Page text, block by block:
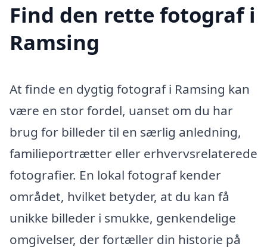
Find den rette fotograf i
Ramsing
At finde en dygtig fotograf i Ramsing kan
være en stor fordel, uanset om du har
brug for billeder til en særlig anledning,
familieportrætter eller erhvervsrelaterede
fotografier. En lokal fotograf kender
området, hvilket betyder, at du kan få
unikke billeder i smukke, genkendelige
omgivelser, der fortæller din historie på